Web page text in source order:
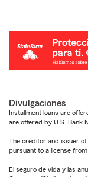
Divulgaciones
Installment loans are
are offered by U.S. Bank
The creditor and issuer of
pursuant to a license from
El seguro de vida y las